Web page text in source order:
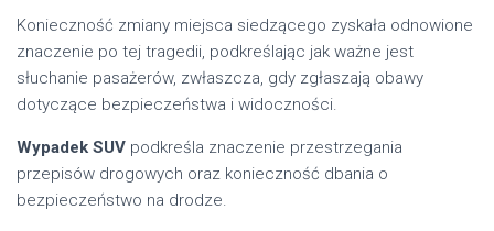
Konieczność zmiany miejsca siedzącego zyskała odnowione
znaczenie po tej tragedii, podkreślając jak ważne jest
słuchanie pasażerów, zwłaszcza, gdy zgłaszają obawy
dotyczące bezpieczeństwa i widoczności.
Wypadek SUV podkreśla znaczenie przestrzegania
przepisów drogowych oraz konieczność dbania o
bezpieczeństwo na drodze.